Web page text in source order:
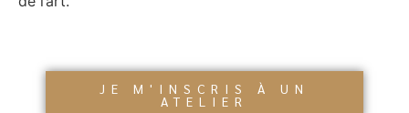
JE M'INSCRIS À UN
ATELIER